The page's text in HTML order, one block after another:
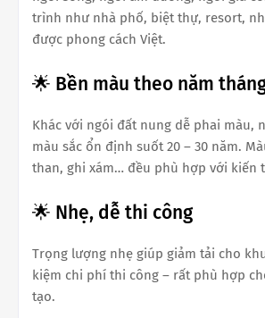
trình như nhà phố, biệt thự, resort,
được phong cách Việt.
🌟 Bền màu theo năm
Khác với ngói đất nung dễ phai màu,
màu sắc ổn định suốt 20 – 30 năm.
than, ghi xám… đều phù hợp với kiến
🌟 Nhẹ, dễ thi công
Trọng lượng nhẹ giúp giảm tải cho
kiệm chi phí thi công – rất phù hợp
tạo.